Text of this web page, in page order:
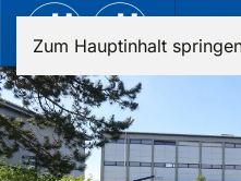
Zum Hauptinhalt